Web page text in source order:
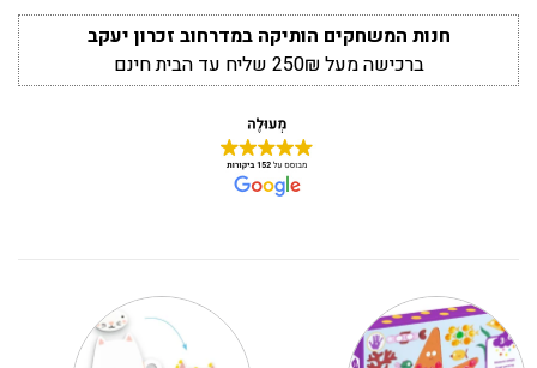
חנות המשחקים הותיקה במדרחוב זכרון יעקב
ברכישה מעל 250₪ שליח עד הבית חינם